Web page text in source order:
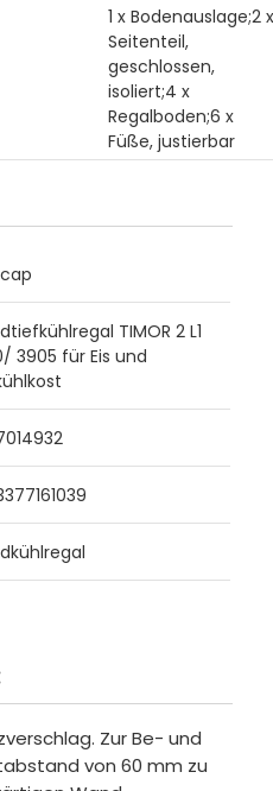
1 x Bodenauslage;2 x
Seitenteil,
geschlossen,
isoliert;4 x
Regalboden;6 x
Füße, justierbar
TIMOR 2 L1
3905 für Eis und
Zur Be- und
von 60 mm zu